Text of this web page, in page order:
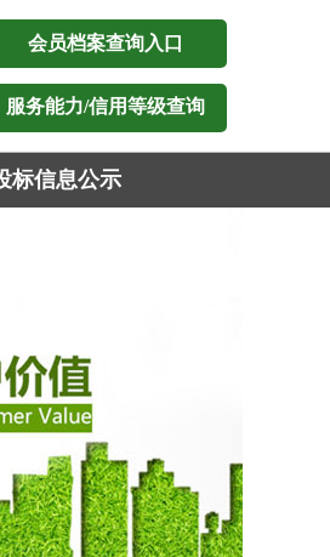
服务能力/信用等级查询
会员档案查询入口
标信息公示